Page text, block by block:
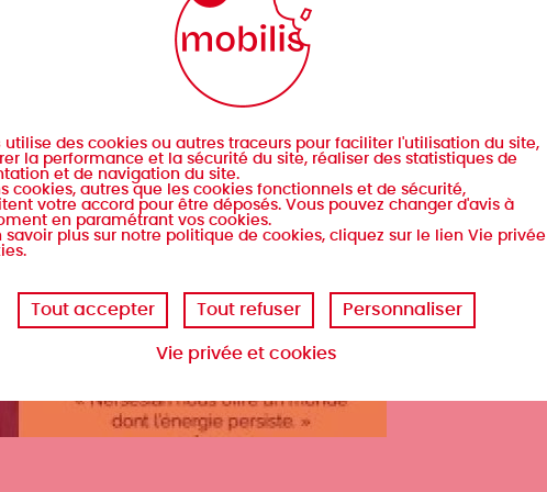
utilise des cookies ou autres traceurs pour faciliter l'utilisation du site,
la performance et la sécurité du site, réaliser des statistiques de
et de navigation du site.
cookies, autres que les cookies fonctionnels et de sécurité,
votre accord pour être déposés. Vous pouvez changer d'avis à
en paramétrant vos cookies.
savoir plus sur notre politique de cookies, cliquez sur le lien Vie privée
Tout accepter Tout refuser Personnaliser
Vie privée et cookies